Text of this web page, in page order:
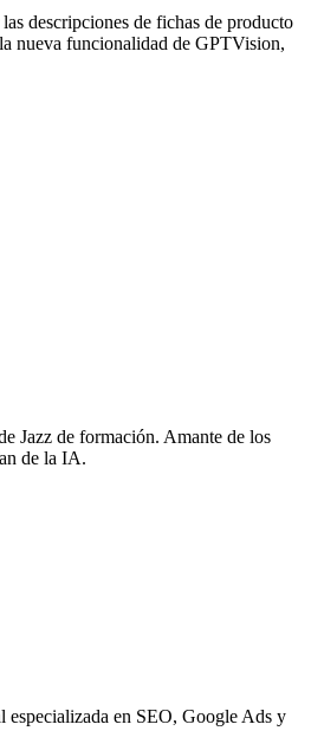
descripciones de fichas de producto
nueva funcionalidad de GPTVision,
Jazz de formación. Amante de los
de la IA.
especializada en SEO, Google Ads y